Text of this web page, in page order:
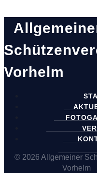
Vorhelm
© 2026 Allgemeiner
Vorhelm